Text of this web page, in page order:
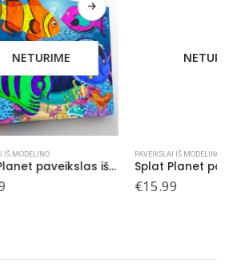
Splat Planet paveikslas iš modelino, Jūra 30x40cm
NETURIME
PAVEIKSLAI IŠ MODELINO
Splat Planet paveikslas iš modelino, Panda 30x40cm